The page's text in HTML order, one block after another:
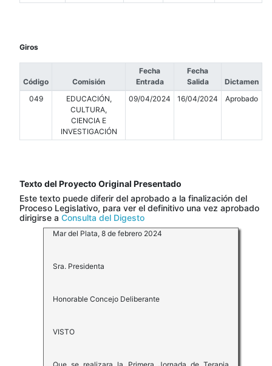
Giros
Código Comisión
Fecha
Entrada
Fecha
Salida
Dictamen
049
EDUCACIÓN,
CULTURA,
CIENCIA E
INVESTIGACIÓN
09/04/2024 16/04/2024 Aprobado
Texto del Proyecto Original Presentado
Este texto puede diferir del aprobado a la finalización del
Proceso Legislativo, para ver el definitivo una vez aprobado
dirigirse a Consulta del Digesto
Mar del Plata, 8 de febrero 2024
Sra. Presidenta
Honorable Concejo Deliberante
VISTO